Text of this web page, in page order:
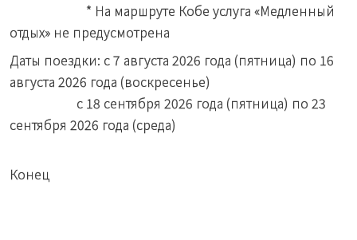
* На маршруте Кобе услуга «Медленный
отдых» не предусмотрена
Даты поездки: с 7 августа 2026 года (пятница) по 16
августа 2026 года (воскресенье)
с 18 сентября 2026 года (пятница) по 23
сентября 2026 года (среда)
Конец